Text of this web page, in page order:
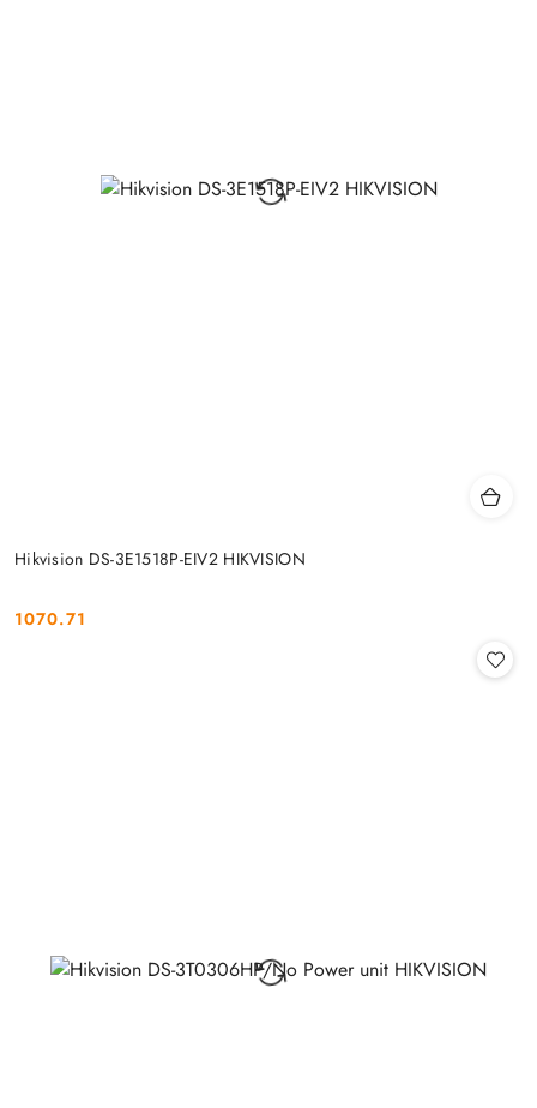
Hikvision DS-3E1518P-EIV2 HIKVISION
Cena:
1070.71